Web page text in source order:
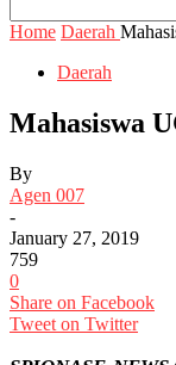
Home Daerah
Daerah
Mahasiswa
By
Agen 007
-
January 27, 2019
759
0
Share on Facebook
Tweet on Twitter